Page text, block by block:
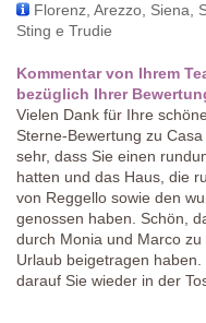
Florenz, Arezzo, Siena,
Sting e Trudie
Kommentar von Ihrem
bezüglich Ihrer
Vielen Dank für Ihre
Sterne-Bewertung zu
sehr, dass Sie einen
hatten und das Haus, die
von Reggello sowie den
genossen haben. Schön,
durch Monia und Marco
Urlaub beigetragen
darauf Sie wieder in der